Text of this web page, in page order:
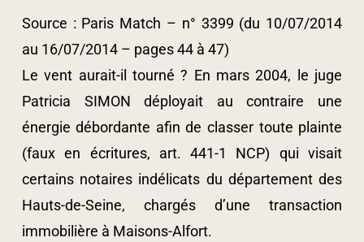
Source : Paris Match – n° 3399 (du 10/07/2014
au 16/07/2014 – pages 44 à 47)
Le vent aurait-il tourné ? En mars 2004, le juge
Patricia SIMON déployait au contraire une
énergie débordante afin de classer toute plainte
(faux en écritures, art. 441-1 NCP) qui visait
certains notaires indélicats du département des
Hauts-de-Seine, chargés d’une transaction
immobilière à Maisons-Alfort.